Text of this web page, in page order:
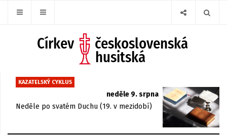
KAZATELSKÝ CYKLUS
neděle 9. srpna
Neděle po svatém Duchu (19. v mezidobí)